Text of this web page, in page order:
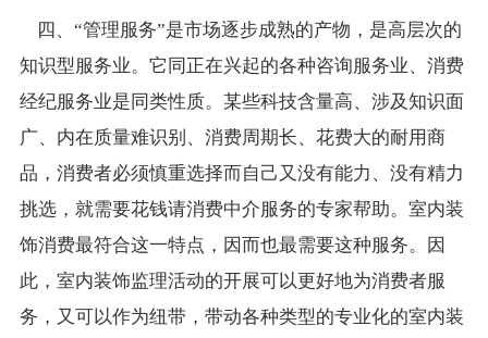
四、“管理服务”是市场逐步成熟的产物，是高层次的
知识型服务业。它同正在兴起的各种咨询服务业、消费
经纪服务业是同类性质。某些科技含量高、涉及知识面
广、内在质量难识别、消费周期长、花费大的耐用商
品，消费者必须慎重选择而自己又没有能力、没有精力
挑选，就需要花钱请消费中介服务的专家帮助。室内装
饰消费最符合这一特点，因而也最需要这种服务。因
此，室内装饰监理活动的开展可以更好地为消费者服
务，又可以作为纽带，带动各种类型的专业化的室内装